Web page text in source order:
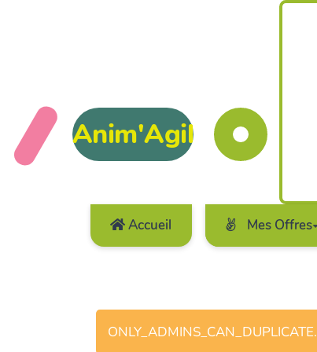
Accueil Mes Offres
Anim'Agil
ONLY_ADMINS_CAN_DUPLICATE.